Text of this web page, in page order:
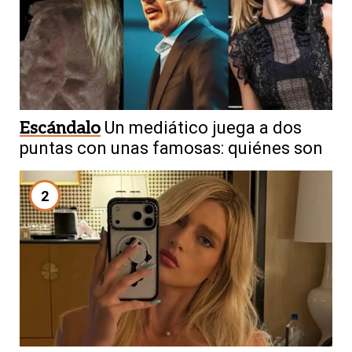
Escándalo Un mediático juega a dos
puntas con unas famosas: quiénes son
2